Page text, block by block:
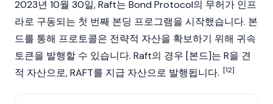
2023년 10월 30일, Raft는 Bond Protocol의 무허가 인프
라로 구동되는 첫 번째 본딩 프로그램을 시작했습니다. 본
드를 통해 프로토콜은 전략적 자산을 확보하기 위해 귀속
토큰을 발행할 수 있습니다. Raft의 경우 [본드]는 R을 견
적 자산으로, RAFT를 지급 자산으로 발행됩니다. [12]